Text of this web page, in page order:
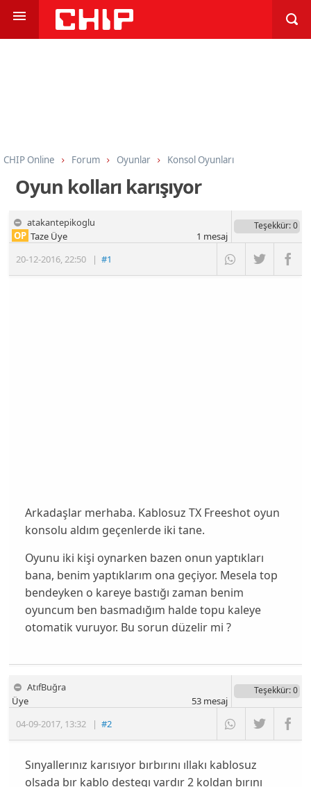
CHIP Online Forum Oyunlar Konsol Oyunları
Oyun kolları karışıyor
atakantepikoglu
20-12-2016,22:50 |#1
OP Taze Üye
Teşekkür: 0
1 mesaj
Arkadaşlar merhaba. Kablosuz TX Freeshot oyun
konsolu aldım geçenlerde iki tane.
Oyunu iki kişi oynarken bazen onun yaptıkları
bana, benim yaptıklarım ona geçiyor. Mesela top
bendeyken o kareye bastığı zaman benim
oyuncum ben basmadığım halde topu kaleye
otomatik vuruyor. Bu sorun düzelir mi ?
AtıfBuğra
04-09-2017, 13:32 |#2
Üye
Teşekkür: 0
53mesaj
Sınyallerınız karısıyor bırbırını ıllakı kablosuz
olsada bır kablo destegı vardır 2 koldan bırını